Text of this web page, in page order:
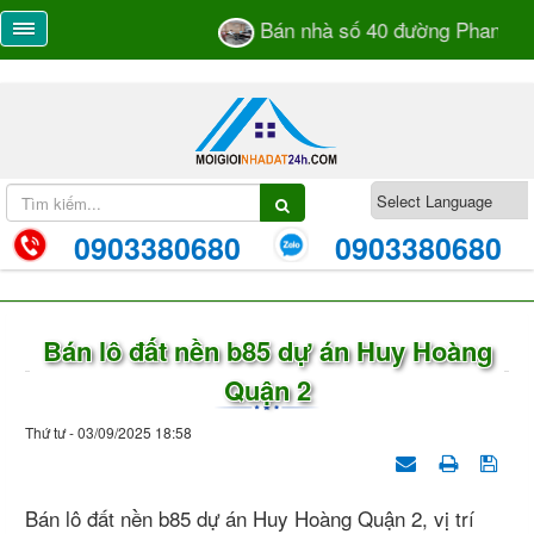
Bán nhà số 40 đường Phan Bá
0903380680 0903380680
Bán lô đất nền b85 dự án Huy Hoàng
Quận 2
Thứ tư - 03/09/2025 18:58
Bán lô đất nền b85 dự án Huy Hoàng Quận 2, vị trí